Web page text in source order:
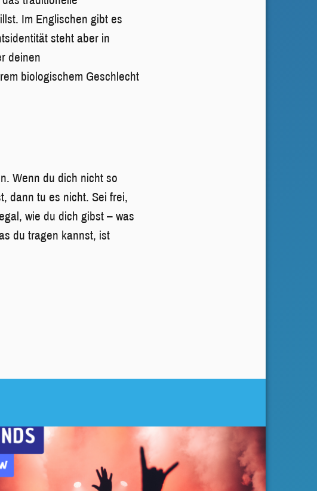
Im Englischen gibt es
steht aber in
deinen
biologischem Geschlecht
Wenn du dich nicht so
dann tu es nicht. Sei frei,
wie du dich gibst – was
du tragen kannst, ist